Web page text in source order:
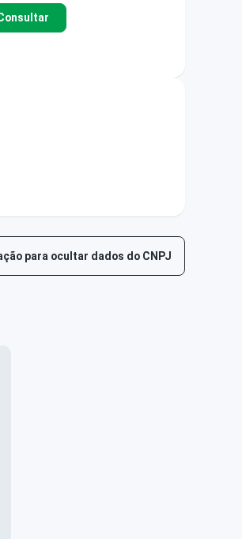
para ocultar dados do CNPJ